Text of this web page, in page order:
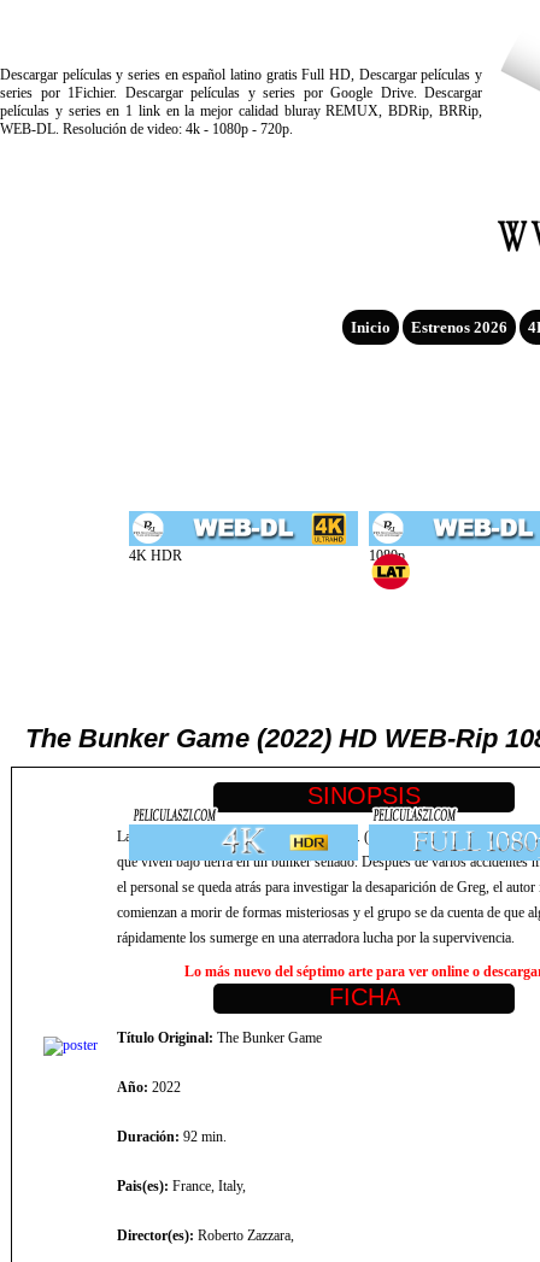
Descargar películas y series en español latino gratis Full HD, Descargar películas y
series por 1Fichier. Descargar películas y series por Google Drive. Descargar
películas y series en 1 link en la mejor calidad bluray REMUX, BDRip, BRRip,
WEB-DL. Resolución de video: 4k - 1080p - 720p.
Inicio Estrenos 2026
The Bunker Game (2022) HD WEB-Rip
Laura, de 25 años, es actriz en un L.A.R.P. (Juego de rol de acción en
que viven bajo tierra en un búnker sellado. Después de varios
el personal se queda atrás para investigar la desaparición de Greg, el
comienzan a morir de formas misteriosas y el grupo se da cuenta de que
rápidamente los sumerge en una aterradora lucha por la supervivencia.
Lo más nuevo del séptimo arte para ver online o
Título Original: The Bunker Game
Año: 2022
Duración: 92 min.
Pais(es): France, Italy,
Director(es): Roberto Zazzara,